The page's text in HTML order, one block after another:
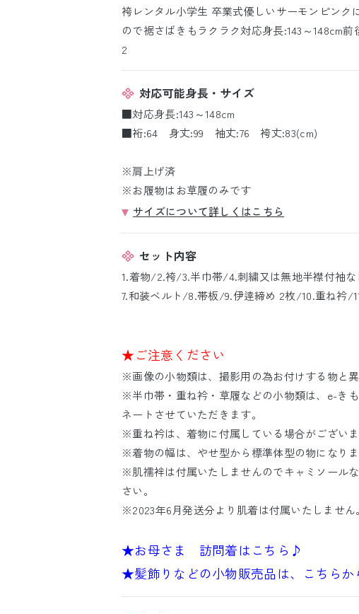
袴レンタル小学生 卒業式優しいサーモンピンク
ので裾さばきもラクラク対応身長:143～148cm
2
対応可能身長・サイズ
■対応身長:143～148cm
■裄:64 身丈:99 袖丈:76 袴丈:83(cm)
※肩上げ済
※お履物はお草履のみです
サイズについて詳しくはこちら
セット内容
1.着物/2.袴/3.半巾帯/4.刺繍又は無地半襟付袖
7.和装ベルト/8.帯板/9.伊逹締め 2枚/10.重ね衿/
★ご注意ください
※画像の小物類は、撮影用の為お付けする物と異
※半巾帯・重ね衿・草履などの小物類は、e-き
ネートさせていただきます。
※重ね衿は、着物に付属している場合がございま
※着物の幅は、やせ型から標準体型の物になりま
※肌襦袢は付属いたしませんのでキャミソール
さい。
※2023年6月発送分より肌着は付属いたしません。
★お母さま 訪問着はこちら♪
★髪飾りなどの小物販売品は、こちら